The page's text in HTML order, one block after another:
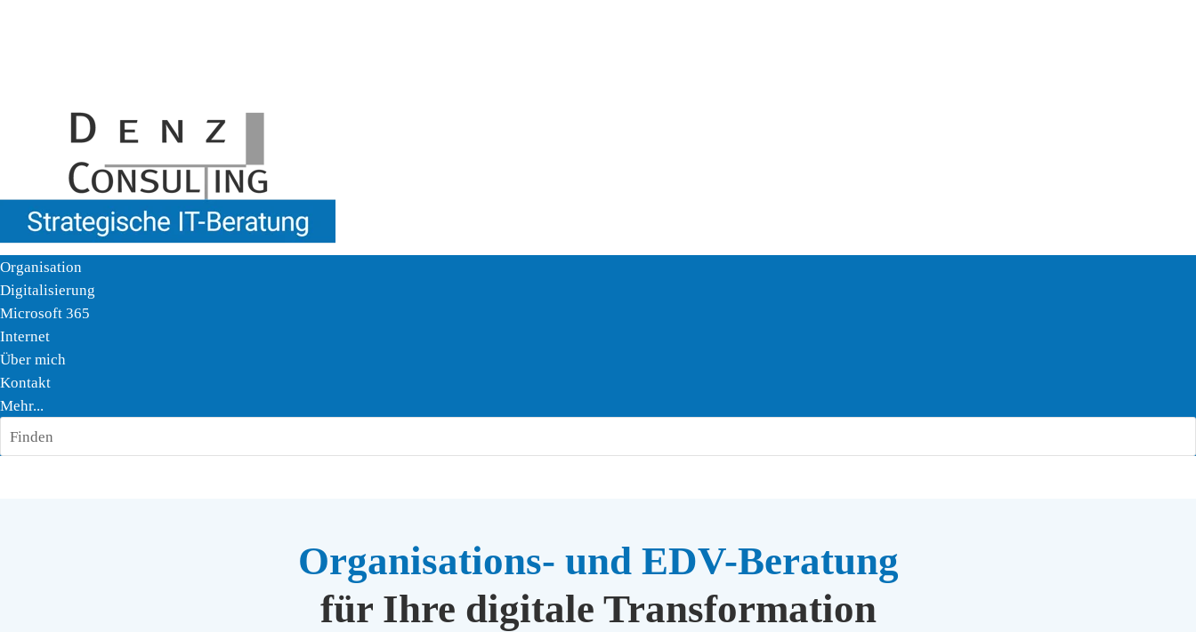
Organisation
Digitalisierung
Microsoft 365
Internet
Über mich
Kontakt
Mehr...
Finden
Organisations- und EDV-Beratung
für Ihre digitale Transformation